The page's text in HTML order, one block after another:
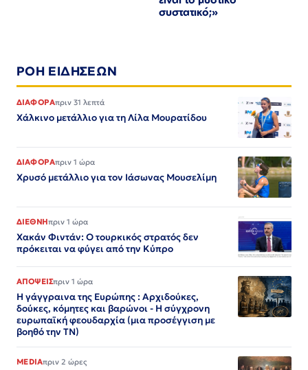
συστατικό;»
ΡΟΗ ΕΙΔΗΣΕΩΝ
ΔΙΑΦΟΡΑπριν 31 λεπτά
Χάλκινο μετάλλιο για τη Λίλα Μουρατίδου
ΔΙΑΦΟΡΑπριν 1 ώρα
Χρυσό μετάλλιο για τον Iάσωνας Μουσελίμη
ΔΙΕΘΝΗπριν 1 ώρα
Χακάν Φιντάν: Ο τουρκικός στρατός δεν
πρόκειται να φύγει από την Κύπρο
ΑΠΟΨΕΙΣπριν 1 ώρα
Η γάγγραινα της Ευρώπης : Αρχιδούκες,
δούκες, κόμητες και βαρώνοι - Η σύγχρονη
ευρωπαϊκή φεουδαρχία (μια προσέγγιση με
βοηθό την ΤΝ)
MEDIAπριν 2 ώρες